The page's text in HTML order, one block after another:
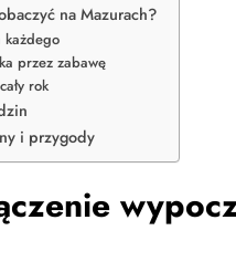
na Mazurach?
każdego
przez zabawę
rok
i przygody